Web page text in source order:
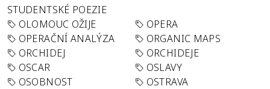
STUDENTSKÉ POEZIE
OLOMOUC OŽIJE
OPERA
OPERAČNÍ ANALÝZA
ORGANIC MAPS
ORCHIDEJ
ORCHIDEJE
OSCAR
OSLAVY
OSOBNOST
OSTRAVA